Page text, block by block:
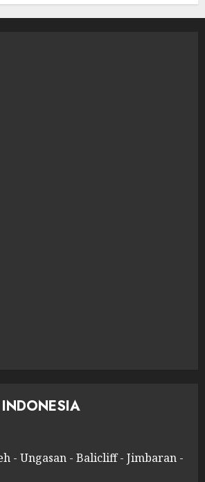
- Ungasan - Balicliff - Jimbaran -